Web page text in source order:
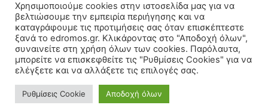
Εγγραφή συνδρομητή Πολιτική Διεθνή Κοινωνία
Πολιτισμός Αφιερώματα
© Δρόμος της Αριστεράς
Χρησιμοποιούμε cookies στην ιστοσελίδα μας για να
βελτιώσουμε την εμπειρία περιήγησης και να
καταγράφουμε τις προτιμήσεις σας όταν επισκέπτεστε
ξανά το edromos.gr. Κλικάροντας στο "Αποδοχή όλων",
συναινείτε στη χρήση όλων των cookies. Παρόλαυτα,
μπορείτε να επισκεφθείτε τις "Ρυθμίσεις Cookies" για να
ελέγξετε και να αλλάξετε τις επιλογές σας.
Ρυθμίσεις Cookie Αποδοχή όλων